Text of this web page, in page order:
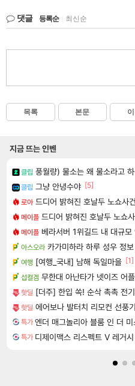
댓글 등록순 최신순
목록 본문
지금 뜨는 인벤
클립 풍월량) 물소는 왜 물소라고
클립 그냥 안녕수야 [5]
로아 드디어 밝혀진 호날두 노쇼사
메이플 드디어 밝혀진 호날두 노쇼
메이플 베라서버 1위길드 내 대규
아스오라 카가미하라 하루 성우 정
여행 [여행_국내] 남해 독일마을 [1]
섭컬겜 무한대 아난타가 넷이즈 어
핫딜 [더주] 한입 쏙! 순삭 촉촉
핫딜 에어보나 발터치 리모컨 선풍
특가
특가